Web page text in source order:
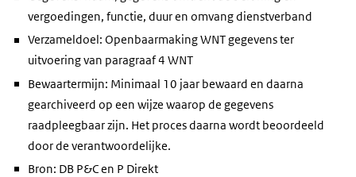
vergoedingen, functie, duur en omvang dienstverband
Verzameldoel: Openbaarmaking WNT gegevens ter
uitvoering van paragraaf 4 WNT
Bewaartermijn: Minimaal 10 jaar bewaard en daarna
gearchiveerd op een wijze waarop de gegevens
raadpleegbaar zijn. Het proces daarna wordt beoordeeld
door de verantwoordelijke.
Bron: DB P&C en P Direkt